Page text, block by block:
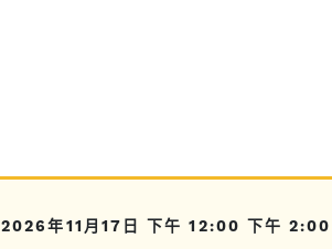
2026年11月17日 下午 12:00 下午 2:00